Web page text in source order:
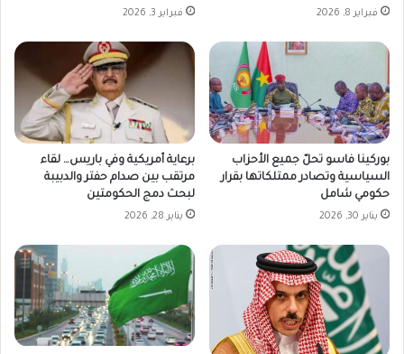
فبراير 8, 2026 فبراير 3, 2026
بوركينا فاسو تحلّ جميع الأحزاب
السياسية وتصادر ممتلكاتها بقرار
حكومي شامل
يناير 30, 2026
برعاية أمريكية وفي باريس… لقاء
مرتقب بين صدام حفتر والدبيبة
لبحث دمج الحكومتين
يناير 28, 2026